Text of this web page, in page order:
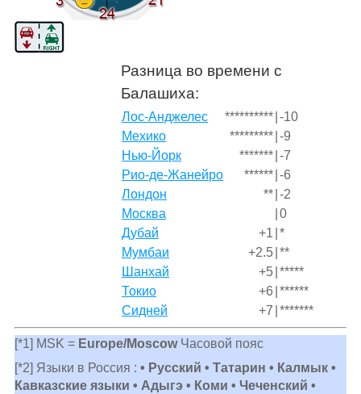
Разница во времени с
Балашиха:
Лос-Анджелес ********** -10
Мехико
********* -9
Нью-Йорк
******* -7
Рио-де-Жанейро
****** -6
Лондон
** -2
Москва
0
Дубай
+1 *
Мумбаи
+2.5 **
Шанхай
+5 *****
Токио
+6 ******
Сидней
+7 *******
[*1] MSK = Europe/MoscowЧасовой пояс
[*2] Языки в Россия : • Русский • Татарин • Калмык •
Кавказские языки • Адыгэ • Коми • Чеченский •